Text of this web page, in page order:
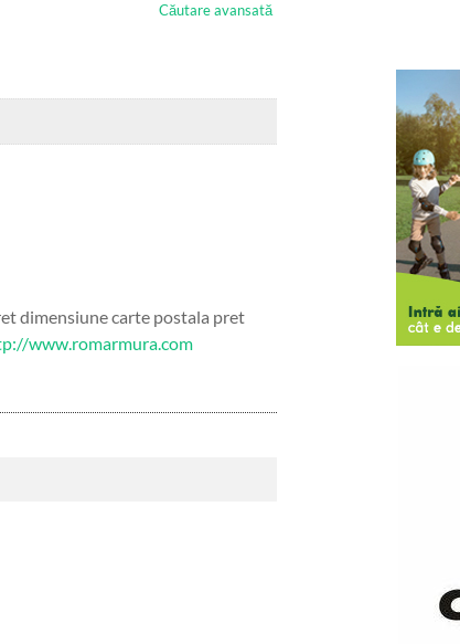
Căutare avansată
dimensiune carte postala pret
www.romarmura.com